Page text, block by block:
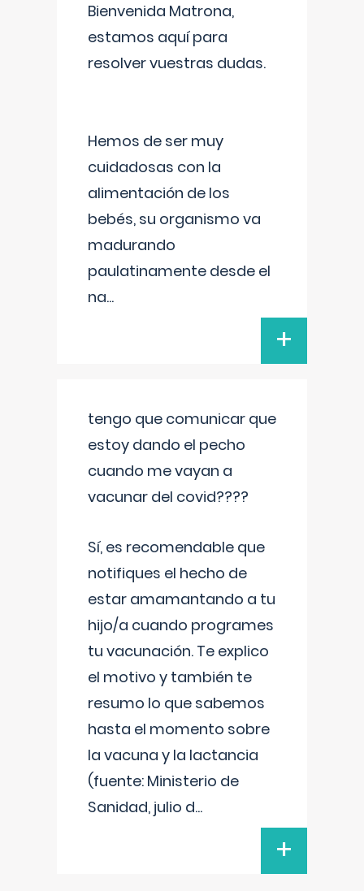
Bienvenida Matrona,
estamos aquí para
resolver vuestras dudas.
Hemos de ser muy
cuidadosas con la
alimentación de los
bebés, su organismo va
madurando
paulatinamente desde el
na...
+
tengo que comunicar que
estoy dando el pecho
cuando me vayan a
vacunar del covid????
Sí, es recomendable que
notifiques el hecho de
estar amamantando a tu
hijo/a cuando programes
tu vacunación. Te explico
el motivo y también te
resumo lo que sabemos
hasta el momento sobre
la vacuna y la lactancia
(fuente: Ministerio de
Sanidad, julio d...
+